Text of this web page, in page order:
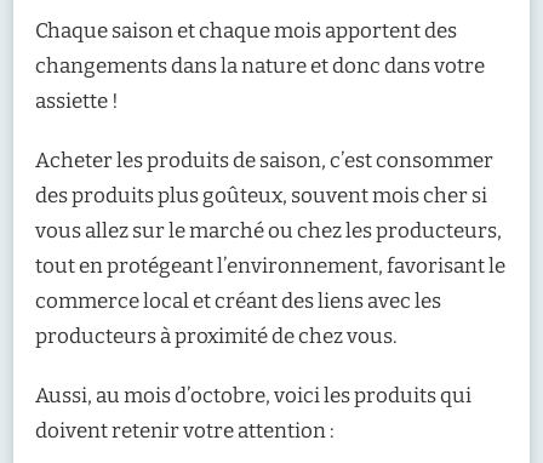
Chaque saison et chaque mois apportent des
changements dans la nature et donc dans votre
assiette !
Acheter les produits de saison, c’est consommer
des produits plus goûteux, souvent mois cher si
vous allez sur le marché ou chez les producteurs,
tout en protégeant l’environnement, favorisant le
commerce local et créant des liens avec les
producteurs à proximité de chez vous.
Aussi, au mois d’octobre, voici les produits qui
doivent retenir votre attention :